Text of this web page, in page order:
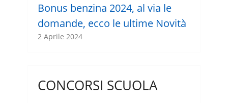
Bonus benzina 2024, al via le
domande, ecco le ultime Novità
2 Aprile 2024
CONCORSI SCUOLA